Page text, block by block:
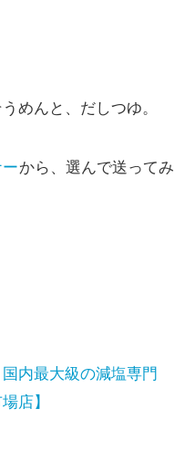
めんと、だしつゆ。
から、選んで送ってみ
内最大級の減塩専門
店】